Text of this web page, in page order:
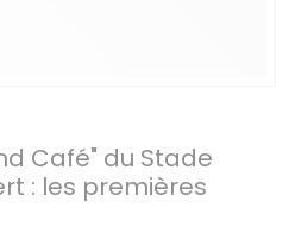
Café" du Stade
: les premières